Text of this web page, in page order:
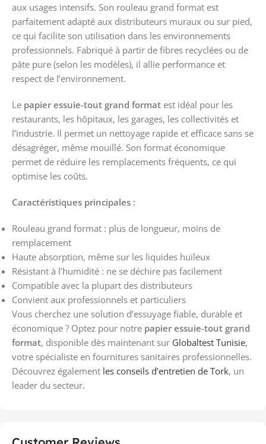
aux usages intensifs. Son rouleau grand format est
parfaitement adapté aux distributeurs muraux ou sur pied,
ce qui facilite son utilisation dans les environnements
professionnels. Fabriqué à partir de fibres recyclées ou de
pâte pure (selon les modèles), il allie performance et
respect de l’environnement.
Le papier essuie-tout grand format est idéal pour les
restaurants, les hôpitaux, les garages, les collectivités et
l’industrie. Il permet un nettoyage rapide et efficace sans se
désagréger, même mouillé. Son format économique
permet de réduire les remplacements fréquents, ce qui
optimise les coûts.
Caractéristiques principales :
Rouleau grand format : plus de longueur, moins de
remplacement
Haute absorption, même sur les liquides huileux
Résistant à l’humidité : ne se déchire pas facilement
Compatible avec la plupart des distributeurs
Convient aux professionnels et particuliers
Vous cherchez une solution d’essuyage fiable, durable et
économique ? Optez pour notre papier essuie-tout grand
format, disponible dès maintenant sur Globaltest Tunisie,
votre spécialiste en fournitures sanitaires professionnelles.
Découvrez également les conseils d’entretien de Tork, un
leader du secteur.